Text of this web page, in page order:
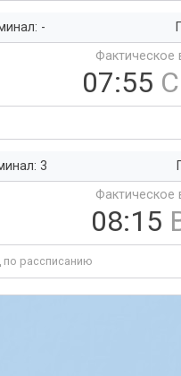
-
Фактическое
07:55
3
Фактическое
08:15
по рассписанию